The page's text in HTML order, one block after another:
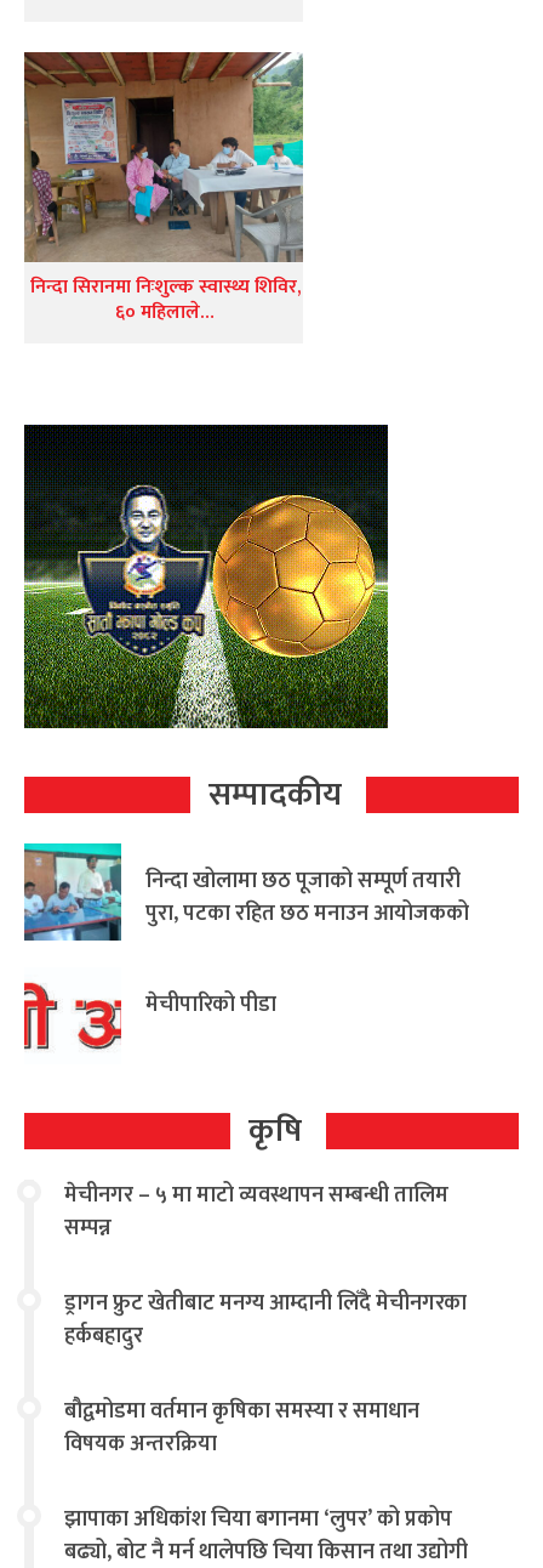
निन्दा सिरानमा निःशुल्क स्वास्थ्य शिविर,
६० महिलाले…
सम्पादकीय
निन्दा खोलामा छठ पूजाको सम्पूर्ण तयारी
पुरा, पटका रहित छठ मनाउन आयोजकको
मेचीपारिको पीडा
कृषि
मेचीनगर – ५ मा माटो व्यवस्थापन सम्बन्धी तालिम
सम्पन्न
ड्रागन फ्रुट खेतीबाट मनग्य आम्दानी लिँदै मेचीनगरका
हर्कबहादुर
बौद्वमोडमा वर्तमान कृषिका समस्या र समाधान
विषयक अन्तरक्रिया
झापाका अधिकांश चिया बगानमा ‘लुपर’ को प्रकोप
बढ्यो, बोट नै मर्न थालेपछि चिया किसान तथा उद्योगी